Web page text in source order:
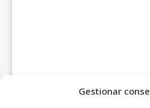
Gestionar